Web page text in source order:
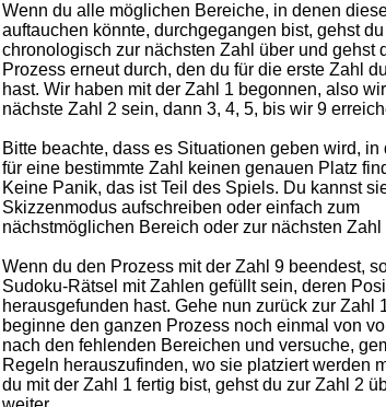
Wenn du alle möglichen Bereiche, in denen
auftauchen könnte, durchgegangen bist, gehst du
chronologisch zur nächsten Zahl über und gehst
Prozess erneut durch, den du für die erste Zahl
hast. Wir haben mit der Zahl 1 begonnen, also
nächste Zahl 2 sein, dann 3, 4, 5, bis wir 9
Bitte beachte, dass es Situationen geben wird, in
für eine bestimmte Zahl keinen genauen Platz
Keine Panik, das ist Teil des Spiels. Du kannst
Skizzenmodus aufschreiben oder einfach zum
nächstmöglichen Bereich oder zur nächsten Zahl
Wenn du den Prozess mit der Zahl 9 beendest,
Sudoku-Rätsel mit Zahlen gefüllt sein, deren
herausgefunden hast. Gehe nun zurück zur Zahl
beginne den ganzen Prozess noch einmal von
nach den fehlenden Bereichen und versuche,
Regeln herauszufinden, wo sie platziert werden
du mit der Zahl 1 fertig bist, gehst du zur Zahl 2